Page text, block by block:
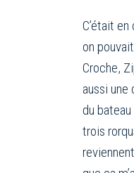
C’était
on
Croche,
aussi
du
trois